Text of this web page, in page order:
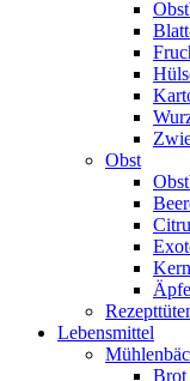
Obst
Lebensmittel
Brot